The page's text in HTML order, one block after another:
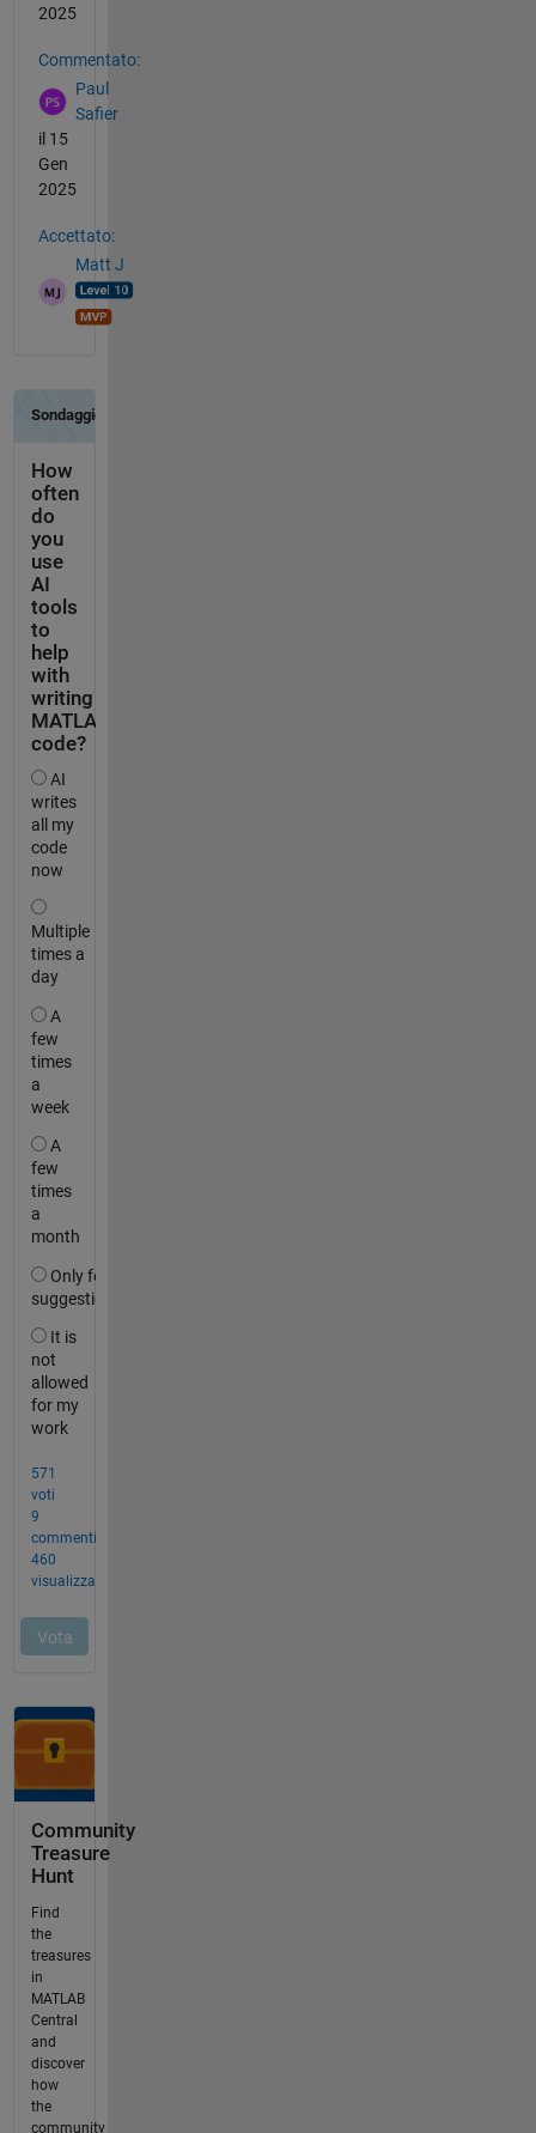
2025
Commentato:
Paul
Safier
il 15
Gen
2025
Accettato:
Matt J
Community
Treasure
Hunt
Find
the
treasures
in
MATLAB
Central
and
discover
how
the
community